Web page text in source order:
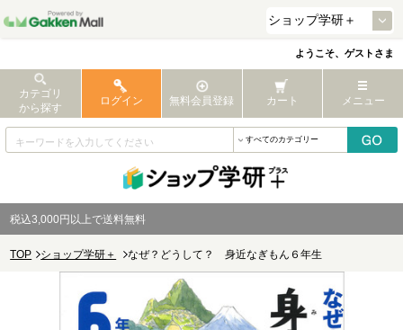
ようこそ、ゲストさま
カテゴリ
から探す
ログイン 無料会員登録 カート メニュー
税込3,000円以上で送料無料
TOP ショップ学研＋ なぜ？どうして？ 身近なぎもん６年生